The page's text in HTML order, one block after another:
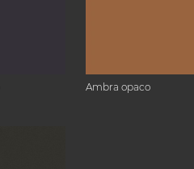
Ambra opaco